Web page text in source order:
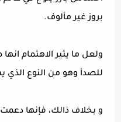
بروز غير مألوف.
ولعل ما يثير الاهتمام
للصدأ وهو من النوع الذي
و بخلاف ذالك، فإنها